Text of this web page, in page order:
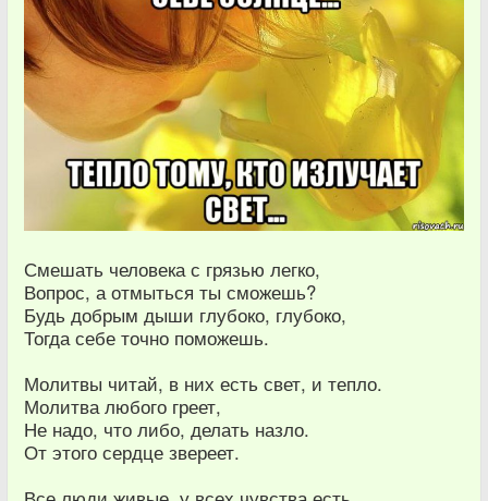
Смешать человека с грязью легко,
Вопрос, а отмыться ты сможешь?
Будь добрым дыши глубоко, глубоко,
Тогда себе точно поможешь.
Молитвы читай, в них есть свет, и тепло.
Молитва любого греет,
Не надо, что либо, делать назло.
От этого сердце звереет.